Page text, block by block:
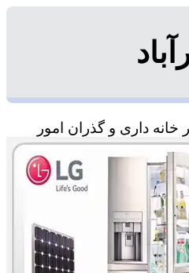
داری و گذران امور